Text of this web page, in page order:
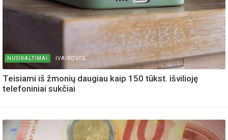
NUSIKALTIMAI IVAIROVES
Teisiami iš žmonių daugiau kaip 150 tūkst. išvilioję
telefoniniai sukčiai